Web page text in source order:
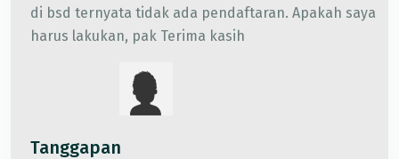
di bsd ternyata tidak ada pendaftaran. Apakah saya
harus lakukan, pak Terima kasih
Tanggapan